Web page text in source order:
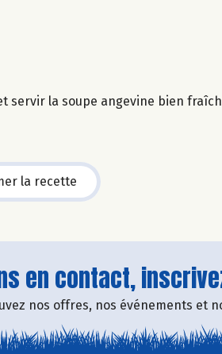
servir la soupe angevine bien
la recette
en contact,
nos offres, nos événements et